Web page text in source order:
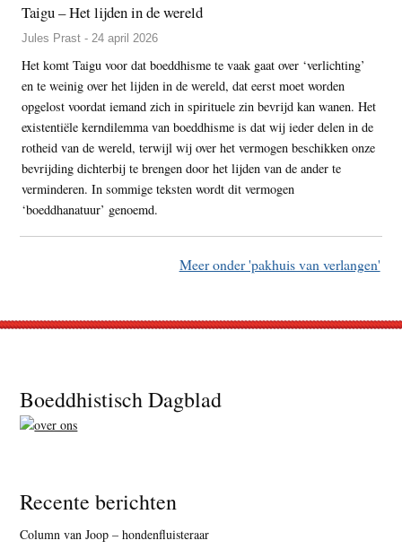
Taigu – Het lijden in de wereld
Jules Prast - 24 april 2026
Het komt Taigu voor dat boeddhisme te vaak gaat over ‘verlichting’
en te weinig over het lijden in de wereld, dat eerst moet worden
opgelost voordat iemand zich in spirituele zin bevrijd kan wanen. Het
existentiële kerndilemma van boeddhisme is dat wij ieder delen in de
rotheid van de wereld, terwijl wij over het vermogen beschikken onze
bevrijding dichterbij te brengen door het lijden van de ander te
verminderen. In sommige teksten wordt dit vermogen
‘boeddhanatuur’ genoemd.
Meer onder 'pakhuis van verlangen'
Footer
Boeddhistisch Dagblad
Recente berichten
Column van Joop – hondenfluisteraar